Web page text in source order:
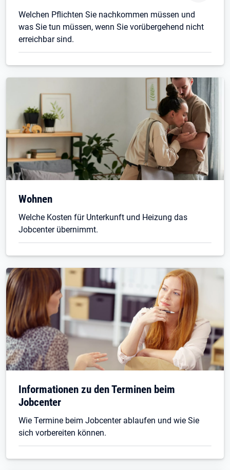
Welchen Pflichten Sie nachkommen müssen und
was Sie tun müssen, wenn Sie vorübergehend nicht
erreichbar sind.
Wohnen
Welche Kosten für Unterkunft und Heizung das
Jobcenter übernimmt.
Informationen zu den Terminen beim
Jobcenter
Wie Termine beim Jobcenter ablaufen und wie Sie
sich vorbereiten können.